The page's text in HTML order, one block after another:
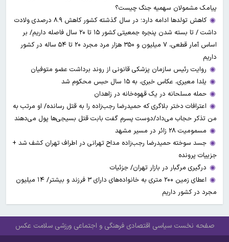
پیامک مشمولان سهمیه جنگ چیست؟
کاهش تولدها ادامه دارد؛ در سال گذشته کشور کاهش ۸.۹ درصدی ولادت
داشت / تا بسته شدن پنجره جمعیتی کشور ۱۵ تا ۲۰ سال فاصله داریم/ بر
اساس آمار قطعی، ۷ میلیون و ۳۵۰ هزار مرد مجرد ۲۰ تا ۵۴ ساله در کشور
داریم
روایت رئیس سازمان پزشکی قانونی از روند برداشت عضو متوفیان
یلدا معیری، عکاس خبری، به ۱۵ سال حبس محکوم شد
حمله مسلحانه در یک قهوه‌خانه در زاهدان
اعترافات دختر بلاگری که حمیدرضا رجب‌زاده را به قتل رسانده/ او مرتب به
من تذکر حجاب می‌داد/دوست پسرم گفت بابت قتل بسیجی‌ها پول می‌دهند
مسمومیت ۲۸ زائر در مسیر مشهد
جسد سوخته حمیدرضا رجب‌زاده مداح تهرانی در اطراف تهران کشف شد +
جزییات پرونده
درگیری مرگبار در بازار تهران/ جزئیات
اعطای زمین ۲۰۰ متری به خانواده‌های دارای ۳ فرزند و بیشتر/ ۱۴ میلیون
مجرد در کشور داریم
صفحه نخست سیاسی اقتصادی فرهنگی و اجتماعی ورزشی سلامت عکس